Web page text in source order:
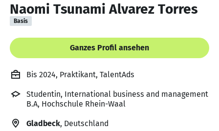
Naomi Tsunami Alvarez Torres
Basis
Ganzes Profil ansehen
Bis 2024, Praktikant, TalentAds
Studentin, International business and management
B.A, Hochschule Rhein-Waal
Gladbeck, Deutschland